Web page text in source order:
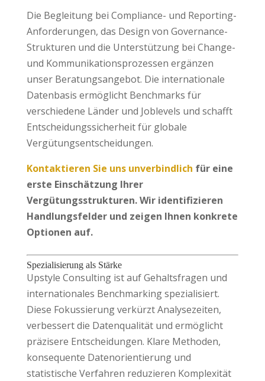
Die Begleitung bei Compliance- und Reporting-
Anforderungen, das Design von Governance-
Strukturen und die Unterstützung bei Change-
und Kommunikationsprozessen ergänzen
unser Beratungsangebot. Die internationale
Datenbasis ermöglicht Benchmarks für
verschiedene Länder und Joblevels und schafft
Entscheidungssicherheit für globale
Vergütungsentscheidungen.
Kontaktieren Sie uns unverbindlich für eine
erste Einschätzung Ihrer
Vergütungsstrukturen. Wir identifizieren
Handlungsfelder und zeigen Ihnen konkrete
Optionen auf.
Spezialisierung als Stärke
Upstyle Consulting ist auf Gehaltsfragen und
internationales Benchmarking spezialisiert.
Diese Fokussierung verkürzt Analysezeiten,
verbessert die Datenqualität und ermöglicht
präzisere Entscheidungen. Klare Methoden,
konsequente Datenorientierung und
statistische Verfahren reduzieren Komplexität